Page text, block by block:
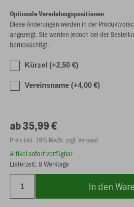
Optionale Veredelungspositionen
Diese Änderungen werden in der
angezeigt. Sie werden jedoch bei der
berücksichtigt.
Kürzel (+2,50 €)
Vereinsname (+4,00 €)
ab 35,99 €
Preis inkl. 19% MwSt. zzgl. Versand
Artikel sofort verfügbar
Lieferzeit: 8 Werktage
In den